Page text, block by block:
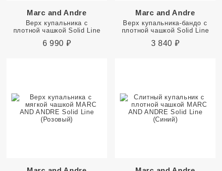
Marc and Andre
Верх купальника с
плотной чашкой Solid Line
6 990 ₽
Marc and Andre
Верх купальника-бандо с
плотной чашкой Solid Line
3 840 ₽